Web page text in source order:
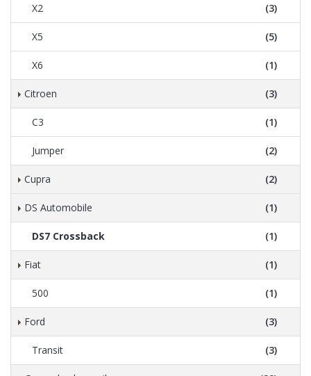
X2 (3)
X5 (5)
X6 (1)
Citroen (3)
C3 (1)
Jumper (2)
Cupra (2)
DS Automobile (1)
DS7 Crossback (1)
Fiat (1)
500 (1)
Ford (3)
Transit (3)